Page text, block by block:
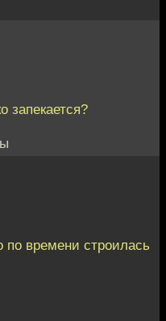
запекается?
времени строилась